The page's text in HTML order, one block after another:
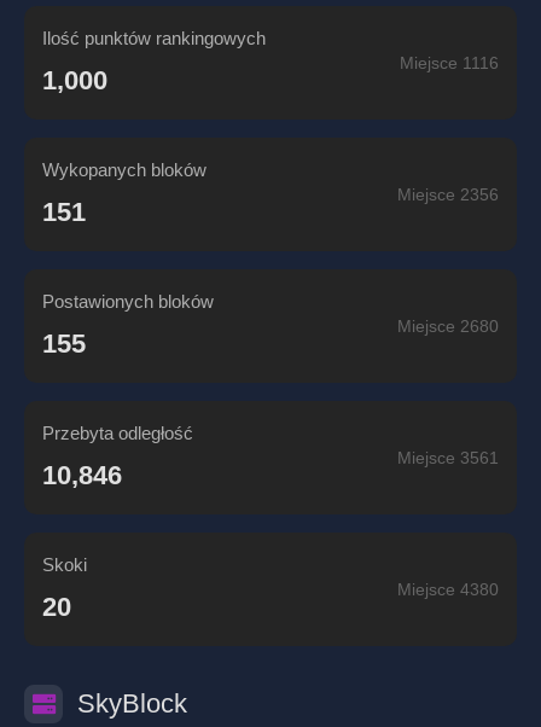
Ilość punktów rankingowych
1,000
Miejsce 1116
Wykopanych bloków
151
Miejsce 2356
Postawionych bloków
155
Miejsce 2680
Przebyta odległość
10,846
Miejsce 3561
Skoki
20
Miejsce 4380
SkyBlock